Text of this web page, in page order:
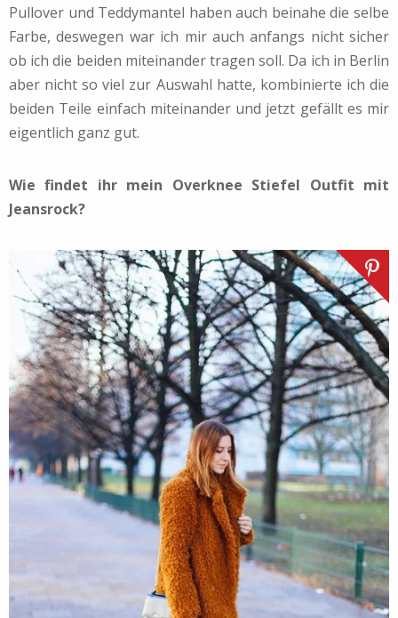
Pullover und Teddymantel haben auch beinahe die selbe
Farbe, deswegen war ich mir auch anfangs nicht sicher
ob ich die beiden miteinander tragen soll. Da ich in Berlin
aber nicht so viel zur Auswahl hatte, kombinierte ich die
beiden Teile einfach miteinander und jetzt gefällt es mir
eigentlich ganz gut.
Wie findet ihr mein Overknee Stiefel Outfit mit
Jeansrock?